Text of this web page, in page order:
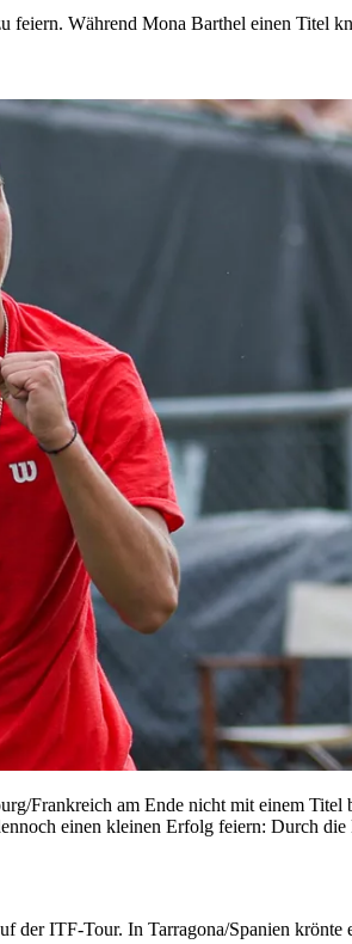
Während Mona Barthel einen Titel
Frankreich am Ende nicht mit einem
einen kleinen Erfolg feiern: Durch
der ITF-Tour. In Tarragona/Spanien